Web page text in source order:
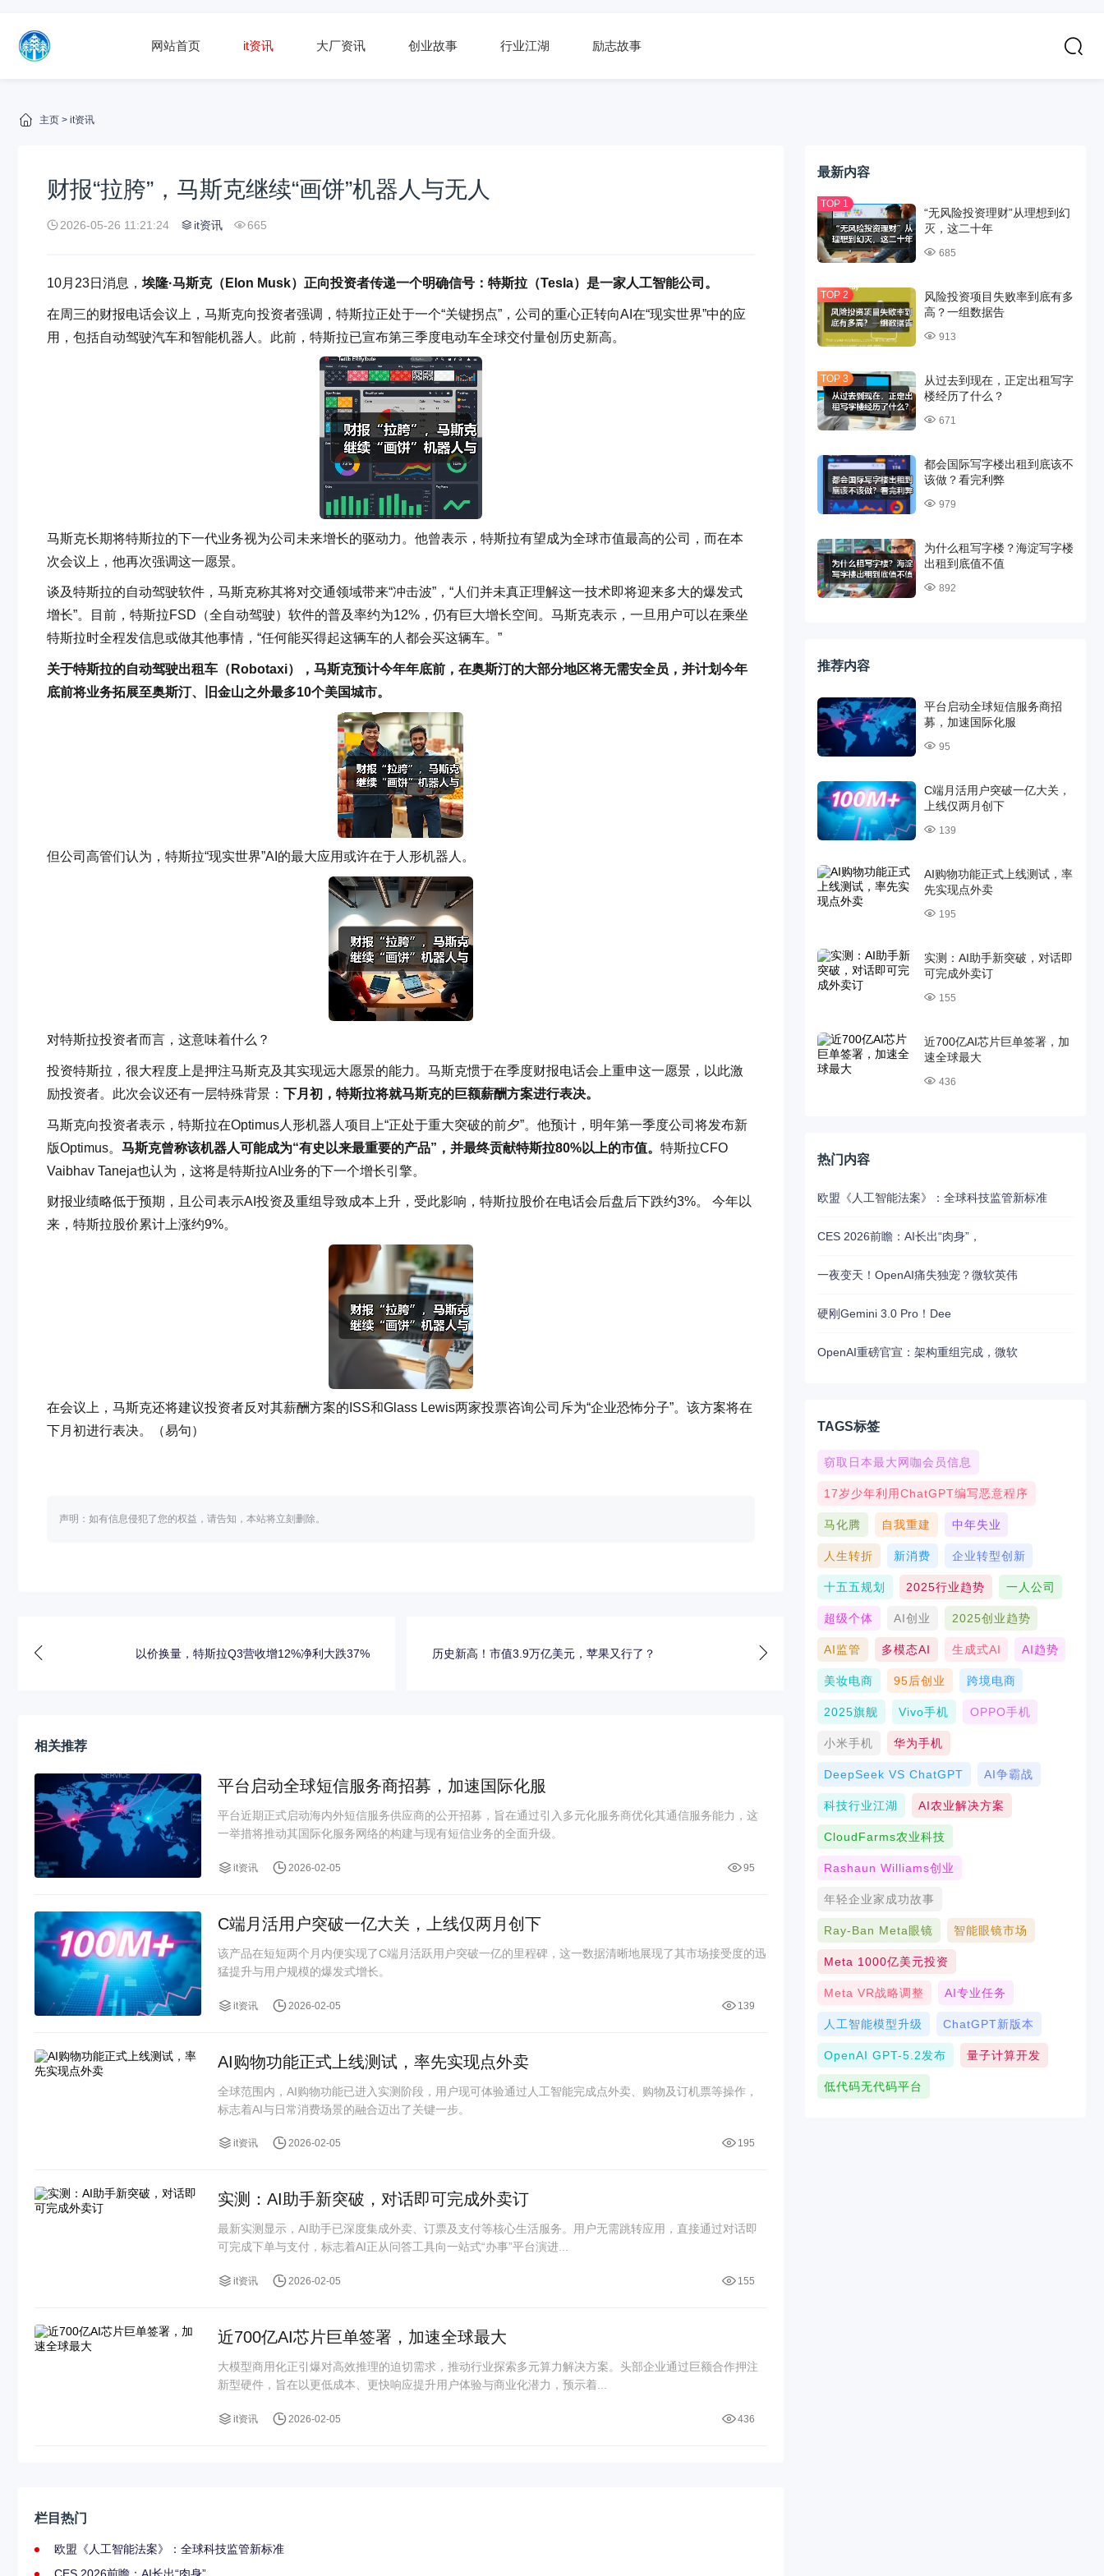
网站首页 it资讯 大厂资讯 创业故事 行业江湖 励志故事
主页 > it资讯
财报“拉胯”，马斯克继续“画饼”机器人与无人
2026-05-26 11:21:24 it资讯 665
10月23日消息， 埃隆·马斯克（Elon Musk）正向投资者传递一个明确信号：特斯拉（Tesla）是一家人工智能公司。
在周三的财报电话会议上，马斯克向投资者强调，特斯拉正处于一个“关键拐点”，公司的重心正转向AI在“现实世界”中的应
用，包括自动驾驶汽车和智能机器人。此前，特斯拉已宣布第三季度电动车全球交付量创历史新高。
马斯克长期将特斯拉的下一代业务视为公司未来增长的驱动力。他曾表示，特斯拉有望成为全球市值最高的公司，而在本
次会议上，他再次强调这一愿景。
谈及特斯拉的自动驾驶软件，马斯克称其将对交通领域带来“冲击波”，“人们并未真正理解这一技术即将迎来多大的爆发式
增长”。目前，特斯拉FSD（全自动驾驶）软件的普及率约为12%，仍有巨大增长空间。马斯克表示，一旦用户可以在乘坐
特斯拉时全程发信息或做其他事情，“任何能买得起这辆车的人都会买这辆车。”
关于特斯拉的自动驾驶出租车（Robotaxi），马斯克预计今年年底前，在奥斯汀的大部分地区将无需安全员，并计划今年
底前将业务拓展至奥斯汀、旧金山之外最多10个美国城市。
但公司高管们认为，特斯拉“现实世界”AI的最大应用或许在于人形机器人。
对特斯拉投资者而言，这意味着什么？
投资特斯拉，很大程度上是押注马斯克及其实现远大愿景的能力。马斯克惯于在季度财报电话会上重申这一愿景，以此激
励投资者。此次会议还有一层特殊背景： 下月初，特斯拉将就马斯克的巨额薪酬方案进行表决。
马斯克向投资者表示，特斯拉在Optimus人形机器人项目上“正处于重大突破的前夕”。他预计，明年第一季度公司将发布新
版Optimus。 马斯克曾称该机器人可能成为“有史以来最重要的产品”，并最终贡献特斯拉80%以上的市值。 特斯拉CFO
Vaibhav Taneja也认为，这将是特斯拉AI业务的下一个增长引擎。
财报业绩略低于预期，且公司表示AI投资及重组导致成本上升，受此影响，特斯拉股价在电话会后盘后下跌约3%。 今年以
来，特斯拉股价累计上涨约9%。
在会议上，马斯克还将建议投资者反对其薪酬方案的ISS和Glass Lewis两家投票咨询公司斥为“企业恐怖分子”。该方案将在
下月初进行表决。（易句）
声明：如有信息侵犯了您的权益，请告知，本站将立刻删除。
以价换量，特斯拉Q3营收增12%净利大跌37% 历史新高！市值3.9万亿美元，苹果又行了？
相关推荐
平台启动全球短信服务商招募，加速国际化服
平台近期正式启动海内外短信服务供应商的公开招募，旨在通过引入多元化服务商优化其通信服务能力，这
一举措将推动其国际化服务网络的构建与现有短信业务的全面升级。
it资讯 2026-02-05 95
C端月活用户突破一亿大关，上线仅两月创下
该产品在短短两个月内便实现了C端月活跃用户突破一亿的里程碑，这一数据清晰地展现了其市场接受度的迅
猛提升与用户规模的爆发式增长。
it资讯 2026-02-05 139
AI购物功能正式上线测试，率先实现点外卖
全球范围内，AI购物功能已进入实测阶段，用户现可体验通过人工智能完成点外卖、购物及订机票等操作，
标志着AI与日常消费场景的融合迈出了关键一步。
it资讯 2026-02-05 195
实测：AI助手新突破，对话即可完成外卖订
最新实测显示，AI助手已深度集成外卖、订票及支付等核心生活服务。用户无需跳转应用，直接通过对话即
可完成下单与支付，标志着AI正从问答工具向一站式“办事”平台演进...
it资讯 2026-02-05 155
近700亿AI芯片巨单签署，加速全球最大
大模型商用化正引爆对高效推理的迫切需求，推动行业探索多元算力解决方案。头部企业通过巨额合作押注
新型硬件，旨在以更低成本、更快响应提升用户体验与商业化潜力，预示着...
it资讯 2026-02-05 436
栏目热门
欧盟《人工智能法案》：全球科技监管新标准
最新内容
“无风险投资理财”从理想到幻
灭，这二十年
685
风险投资项目失败率到底有多
高？一组数据告
913
从过去到现在，正定出租写字
楼经历了什么？
671
都会国际写字楼出租到底该不
该做？看完利弊
979
为什么租写字楼？海淀写字楼
出租到底值不值
892
推荐内容
平台启动全球短信服务商招
募，加速国际化服
95
C端月活用户突破一亿大关，
上线仅两月创下
139
AI购物功能正式上线测试，率
先实现点外卖
195
实测：AI助手新突破，对话即
可完成外卖订
155
近700亿AI芯片巨单签署，加
速全球最大
436
热门内容
欧盟《人工智能法案》：全球科技监管新标准
CES 2026前瞻：AI长出“肉身”，
一夜变天！OpenAI痛失独宠？微软英伟
硬刚Gemini 3.0 Pro！Dee
OpenAI重磅官宣：架构重组完成，微软
TAGS标签
窃取日本最大网咖会员信息
17岁少年利用ChatGPT编写恶意程序
马化腾 自我重建 中年失业
人生转折 新消费 企业转型创新
十五五规划 2025行业趋势 一人公司
超级个体 AI创业 2025创业趋势
AI监管 多模态AI 生成式AI AI趋势
美妆电商 95后创业 跨境电商
2025旗舰 Vivo手机 OPPO手机
小米手机 华为手机
DeepSeek VS ChatGPT AI争霸战
科技行业江湖 AI农业解决方案
CloudFarms农业科技
Rashaun Williams创业
年轻企业家成功故事
Ray-Ban Meta眼镜 智能眼镜市场
Meta 1000亿美元投资
Meta VR战略调整 AI专业任务
人工智能模型升级 ChatGPT新版本
OpenAI GPT-5.2发布 量子计算开发
低代码无代码平台